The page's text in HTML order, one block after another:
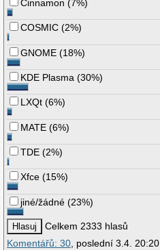
Cinnamon (7%)
COSMIC (2%)
GNOME (18%)
KDE Plasma (30%)
LXQt (6%)
MATE (6%)
TDE (2%)
Xfce (15%)
jiné/žádné (23%)
Celkem 2333 hlasů
Komentářů: 30, poslední 3.4. 20:20